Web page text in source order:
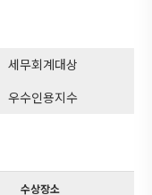
세무회계대상
우수인용지수
수상장소